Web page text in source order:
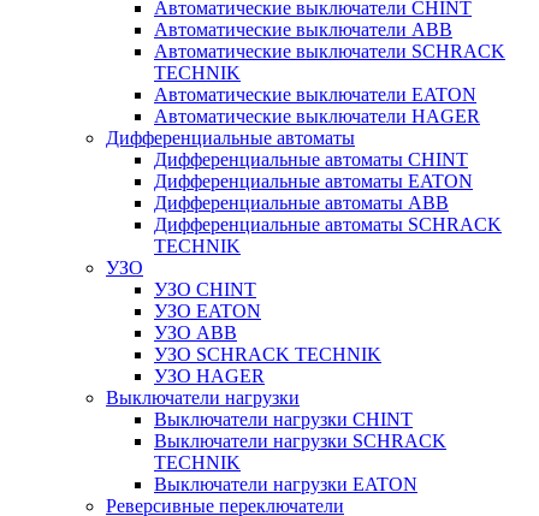
Автоматические выключатели CHINT
Автоматические выключатели ABB
Автоматические выключатели SCHRACK
TECHNIK
Автоматические выключатели EATON
Автоматические выключатели HAGER
Дифференциальные автоматы
Дифференциальные автоматы CHINT
Дифференциальные автоматы EATON
Дифференциальные автоматы ABB
Дифференциальные автоматы SCHRACK
TECHNIK
УЗО
УЗО CHINT
УЗО EATON
УЗО ABB
УЗО SCHRACK TECHNIK
УЗО HAGER
Выключатели нагрузки
Выключатели нагрузки CHINT
Выключатели нагрузки SCHRACK
TECHNIK
Выключатели нагрузки EATON
Реверсивные переключатели